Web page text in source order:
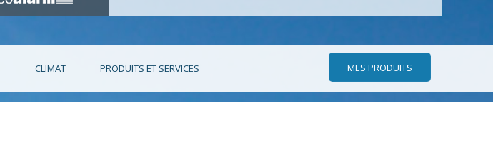
CLIMAT PRODUITS ET SERVICES MES PRODUITS